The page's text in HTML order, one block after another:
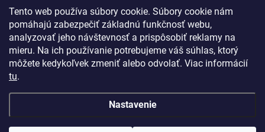
Tento web používa súbory cookie. Súbory cookie nám
pomáhajú zabezpečiť základnú funkčnosť webu,
analyzovať jeho návštevnosť a prispôsobiť reklamy na
mieru. Na ich používanie potrebujeme váš súhlas, ktorý
môžete kedykoľvek zmeniť alebo odvolať. Viac informácií
tu.
Nastavenie
Kontakt
Blog
Copyright 2026PartnerShop.sk. Všetky práva vyhradené.Upraviť